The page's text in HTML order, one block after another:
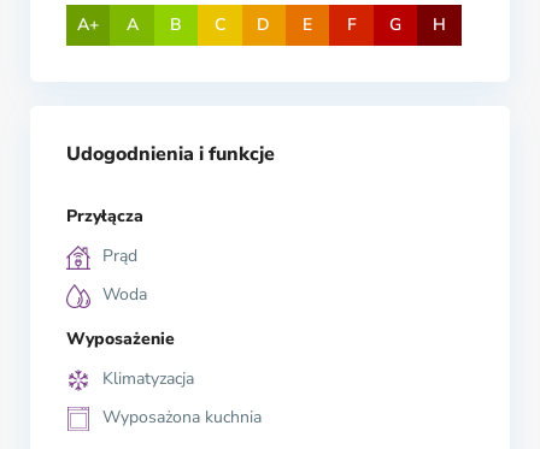
A+ A B C D E F G H
Udogodnienia i funkcje
Przyłącza
Prąd
Woda
Wyposażenie
Klimatyzacja
Wyposażona kuchnia